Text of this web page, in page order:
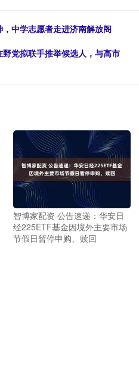
中学志愿者走进济南解放阁
党拟联手推举候选人，与高市
智博家配资 公告速递：华安日
经225ETF基金因境外主要市场
节假日暂停申购、赎回